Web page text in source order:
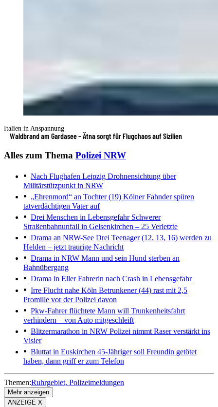
Italien in Anspannung
Waldbrand am Gardasee – Ätna sorgt für Flugchaos auf Sizilien
Alles zum Thema Polizei NRW
Nach Flughafen Leipzig Drohnensichtung über
Militärstützpunkt in NRW
„Ehrenmord“ an Tochter (19) Kölner Fahnder spüren
tatverdächtigen Vater auf
Drei Menschen in LebensgefahrSchwerer
Straßenbahnunfall in Gelsenkirchen – 25 Verletzte
Drama an NRW-See Drei Teenager (12, 13, 16) werden zu
Helden – jetzt traurige Nachricht
Drama in NRW Mann und sein Hund sterben an
Bahnübergang
Drama in EllerFahrerin nach Crash in Lebensgefahr
Irre Flucht nahe Köln Betrunkener (44) rast mit 2,5
Promille vor der Polizei davon
Pkw-Fahrer flüchtete Mann will Trunkenheitsfahrt
verhindern – von Auto mitgeschleift
Blitzermarathon in NRW Polizei nimmt Raser verstärkt ins
Visier
Bluttat in Euskirchen 45-Jähriger soll Freundin getötet
haben, dann griff er zum Telefon
Themen:Ruhrgebiet Polizeimeldungen
Mehr anzeigen
ANZEIGE X